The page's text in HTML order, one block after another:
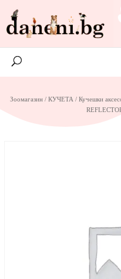
Зоомагазин/ КУЧЕТА / Кучешки